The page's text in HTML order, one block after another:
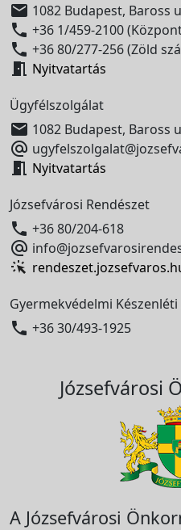
 1082 Budapest, Baross
 +36 1/459-2100
 +36 80/277-256 (Zöld
 Nyitvatartás
Ügyfélszolgálat
 1082 Budapest, Baross

 Nyitvatartás
Józsefvárosi Rendészet
 +36 80/204-618

Gyermekvédelmi
 +36 30/493-1925
Józsefvárosi
A Józsefvárosi